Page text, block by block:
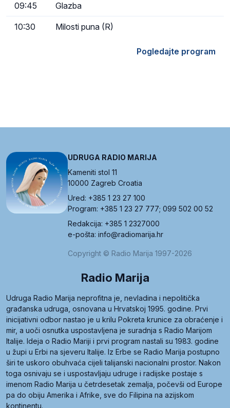
09:45 Glazba
10:30 Milosti puna (R)
Pogledajte program
UDRUGA RADIO MARIJA
Kameniti stol 11
10000 Zagreb Croatia
Ured: +385 1 23 27 100
Program: +385 1 23 27 777; 099 502 00 52
Redakcija: +385 1 2327000
e-pošta: info@radiomarija.hr
Copyright © Radio Marija 1997-2026
Radio Marija
Udruga Radio Marija neprofitna je, nevladina i nepolitička
građanska udruga, osnovana u Hrvatskoj 1995. godine. Prvi
inicijativni odbor nastao je u krilu Pokreta krunice za obraćenje i
mir, a uoči osnutka uspostavljena je suradnja s Radio Marijom
Italije. Ideja o Radio Mariji i prvi program nastali su 1983. godine
u župi u Erbi na sjeveru Italije. Iz Erbe se Radio Marija postupno
širi te uskoro obuhvaća cijeli talijanski nacionalni prostor. Nakon
toga osnivaju se i uspostavljaju udruge i radijske postaje s
imenom Radio Marija u četrdesetak zemalja, počevši od Europe
pa do obiju Amerika i Afrike, sve do Filipina na azijskom
kontinentu.